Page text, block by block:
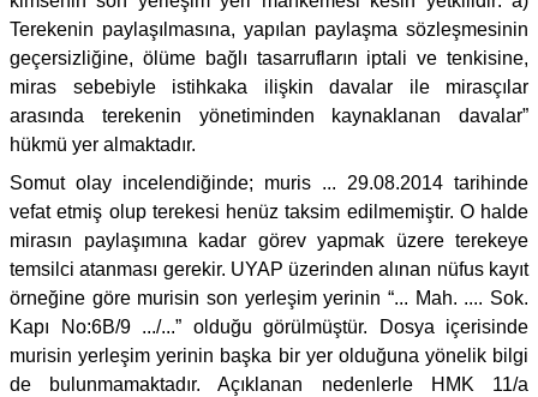
Terekenin paylaşılmasına, yapılan paylaşma sözleşmesinin
geçersizliğine, ölüme bağlı tasarrufların iptali ve tenkisine,
miras sebebiyle istihkaka ilişkin davalar ile mirasçılar
arasında terekenin yönetiminden kaynaklanan davalar”
hükmü yer almaktadır.
Somut olay incelendiğinde; muris ... 29.08.2014 tarihinde
vefat etmiş olup terekesi henüz taksim edilmemiştir. O halde
mirasın paylaşımına kadar görev yapmak üzere terekeye
temsilci atanması gerekir. UYAP üzerinden alınan nüfus kayıt
örneğine göre murisin son yerleşim yerinin “... Mah. .... Sok.
Kapı No:6B/9 .../...” olduğu görülmüştür. Dosya içerisinde
murisin yerleşim yerinin başka bir yer olduğuna yönelik bilgi
de bulunmamaktadır. Açıklanan nedenlerle HMK 11/a